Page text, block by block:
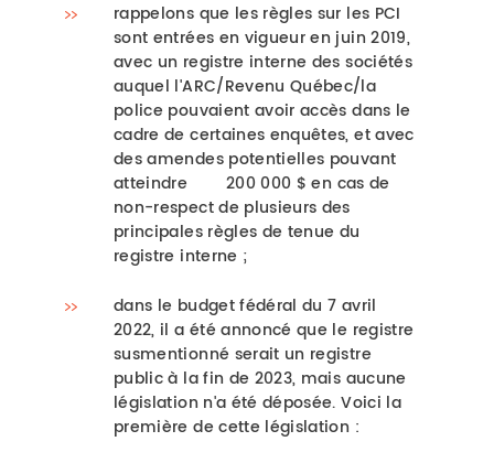
rappelons que les règles sur les PCI
sont entrées en vigueur en juin 2019,
avec un registre interne des sociétés
auquel l'ARC/Revenu Québec/la
police pouvaient avoir accès dans le
cadre de certaines enquêtes, et avec
des amendes potentielles pouvant
atteindre 200 000 $ en cas de
non-respect de plusieurs des
principales règles de tenue du
registre interne ;
dans le budget fédéral du 7 avril
2022, il a été annoncé que le registre
susmentionné serait un registre
public à la fin de 2023, mais aucune
législation n'a été déposée. Voici la
première de cette législation :